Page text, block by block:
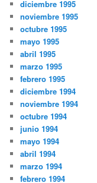
diciembre 1995
noviembre 1995
octubre 1995
mayo 1995
abril 1995
marzo 1995
febrero 1995
diciembre 1994
noviembre 1994
octubre 1994
junio 1994
mayo 1994
abril 1994
marzo 1994
febrero 1994